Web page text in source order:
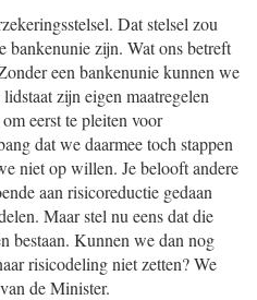
Dat stelsel zou
bankenunie zijn. Wat ons betreft
een bankenunie kunnen we
zijn eigen maatregelen
eerst te pleiten voor
dat we daarmee toch stappen
niet op willen. Je belooft andere
aan risicoreductie gedaan
Maar stel nu eens dat die
bestaan. Kunnen we dan nog
risicodeling niet zetten? We
de Minister.